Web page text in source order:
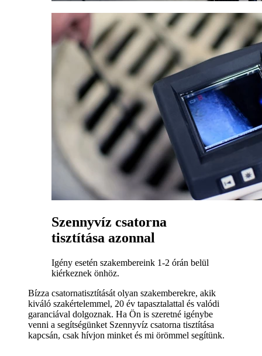
Szennyvíz csatorna
tisztítása azonnal
Igény esetén szakembereink 1-2 órán belül
kiérkeznek önhöz.
Bízza csatornatisztítását olyan szakemberekre, akik
kiváló szakértelemmel, 20 év tapasztalattal és valódi
garanciával dolgoznak. Ha Ön is szeretné igénybe
venni a segítségünket Szennyvíz csatorna tisztítása
kapcsán, csak hívjon minket és mi örömmel segítünk.